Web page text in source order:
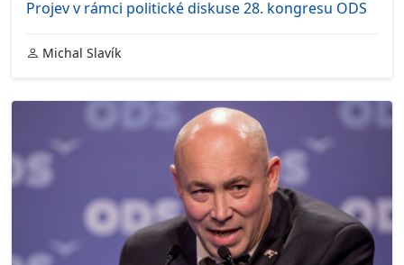
Projev v rámci politické diskuse 28. kongresu ODS
Michal Slavík